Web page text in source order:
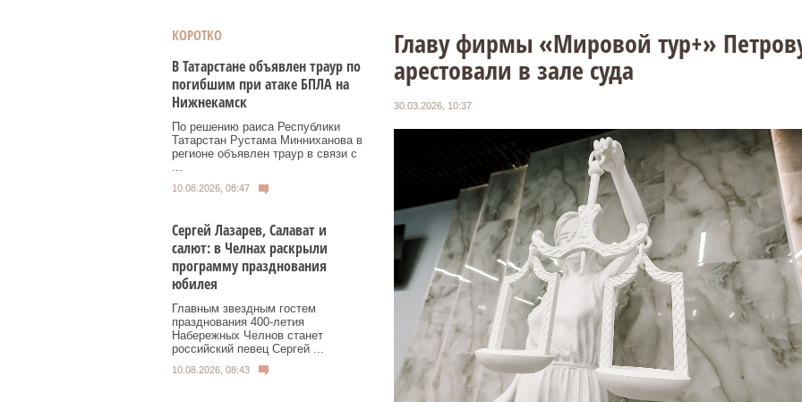
КОРОТКО
В Татарстане объявлен траур по
погибшим при атаке БПЛА на
Нижнекамск
По решению раиса Республики
Татарстан Рустама Минниханова в
регионе объявлен траур в связи с
...
10.08.2026, 08:47
Сергей Лазарев, Салават и
салют: в Челнах раскрыли
программу празднования
юбилея
Главным звездным гостем
празднования 400-летия
Набережных Челнов станет
российский певец Сергей ...
10.08.2026, 08:43
Главу фирмы «Мировой тур+»
арестовали в зале суда
30.03.2026, 10:37